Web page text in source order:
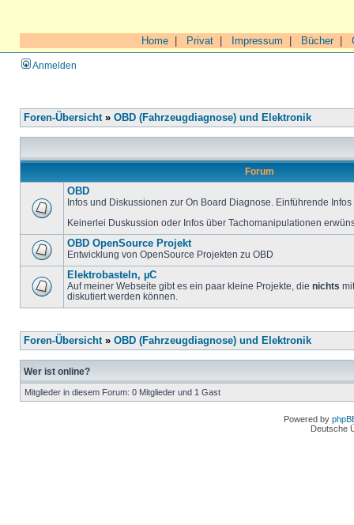
Home Privat Impressum Bücher|
Anmelden
Foren-Übersicht» OBD (Fahrzeugdiagnose) und Elektronik
Forum
OBD
Infos und Diskussionen zur On Board Diagnose. Einführende
Keinerlei Duskussion oder Infos über Tachomanipulationen
OBD OpenSource Projekt
Entwicklung von OpenSource Projekten zu OBD
Elektrobasteln, µC
Auf meiner Webseite gibt es ein paar kleine Projekte, die nichts
diskutiert werden können.
Foren-Übersicht» OBD (Fahrzeugdiagnose) und Elektronik
Wer ist online?
Mitglieder in diesem Forum: 0 Mitglieder und 1 Gast
Powered by
Deutsche